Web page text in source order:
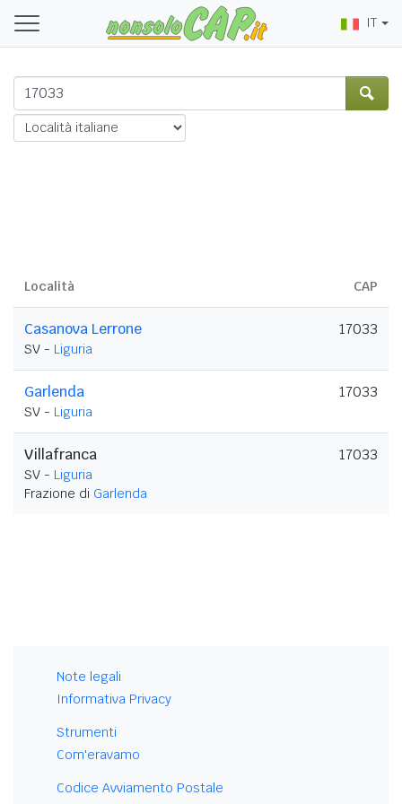
IT
Località CAP
Casanova Lerrone
SV - Liguria
17033
Garlenda
SV - Liguria
17033
Villafranca
SV - Liguria
Frazione di Garlenda
17033
Note legali
Informativa Privacy
Strumenti
Com'eravamo
Codice Avviamento Postale